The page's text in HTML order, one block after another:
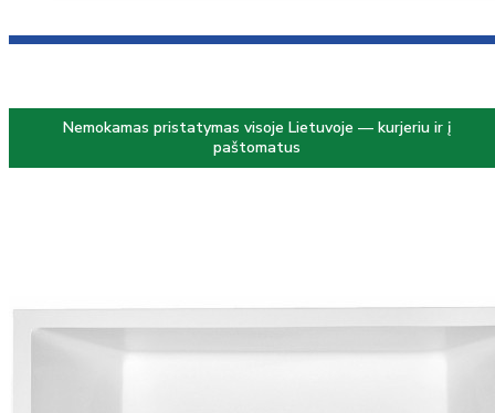
Nemokamas pristatymas visoje Lietuvoje — kurjeriu ir į
paštomatus